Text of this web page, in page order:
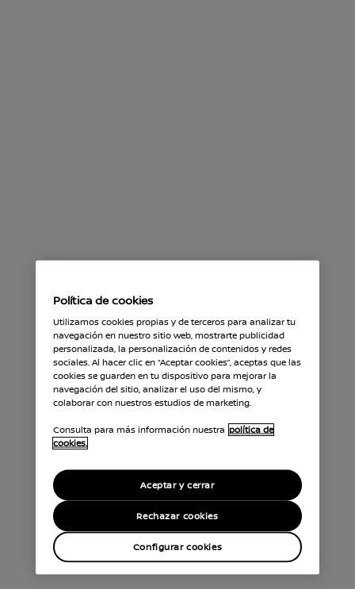
Política de cookies
Utilizamos cookies propias y de terceros para analizar tu
navegación en nuestro sitio web, mostrarte publicidad
personalizada, la personalización de contenidos y redes
sociales. Al hacer clic en “Aceptar cookies”, aceptas que las
cookies se guarden en tu dispositivo para mejorar la
navegación del sitio, analizar el uso del mismo, y
colaborar con nuestros estudios de marketing.
Consulta para más información nuestra política de
cookies.
Rechazar cookies
Aceptar y cerrar
Configurar cookies